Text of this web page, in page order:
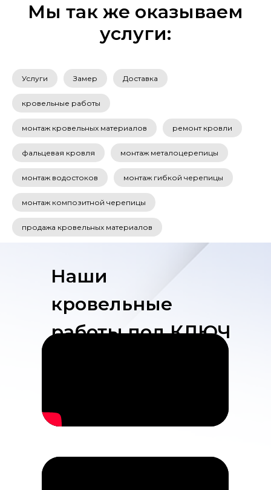
Мы так же оказываем
услуги:
Услуги Замер Доставка
кровельные работы
монтаж кровельных материалов ремонт кровли
фальцевая кровля монтаж металоцерепицы
монтаж водостоков монтаж гибкой черепицы
монтаж композитной черепицы
продажа кровельных материалов
Наши
кровельные
работы под КЛЮЧ